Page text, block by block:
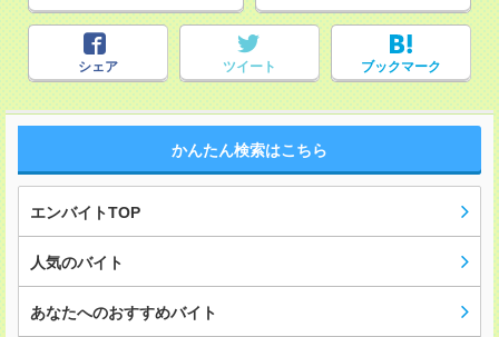
シェア ツイート ブックマーク
かんたん検索はこちら
エンバイトTOP
人気のバイト
あなたへのおすすめバイト